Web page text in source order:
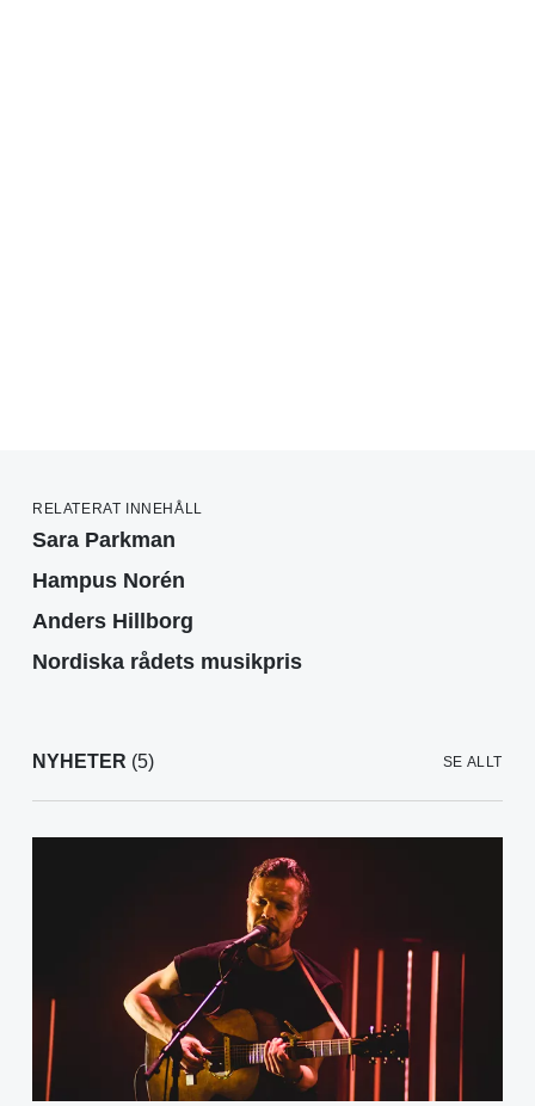
RELATERAT INNEHÅLL
Sara Parkman
Hampus Norén
Anders Hillborg
Nordiska rådets musikpris
NYHETER (5) SE ALLT